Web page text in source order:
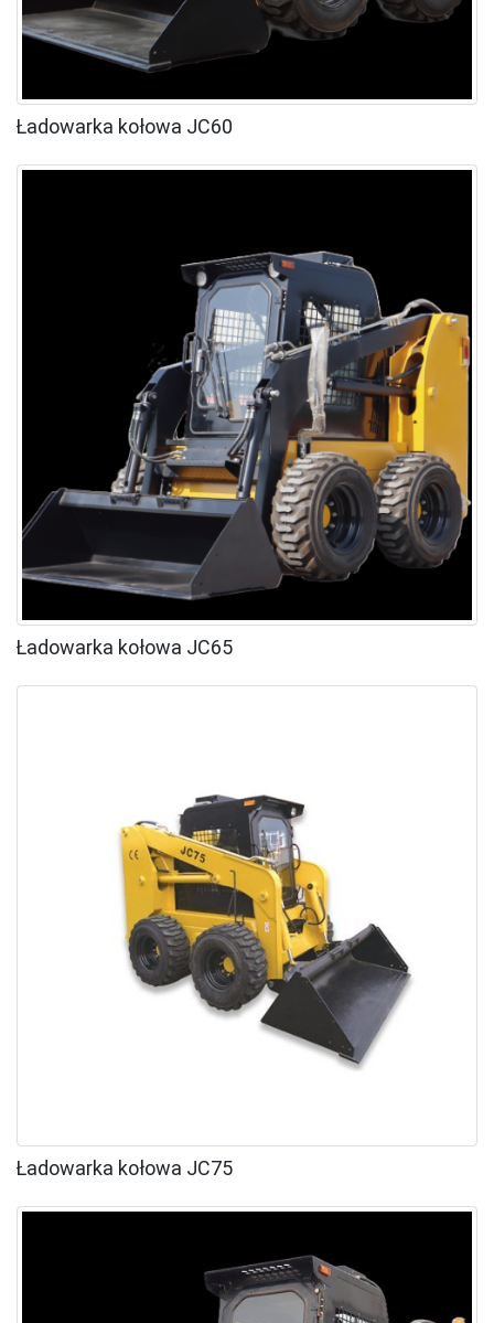
Ładowarka kołowa JC60
Ładowarka kołowa JC65
Ładowarka kołowa JC75